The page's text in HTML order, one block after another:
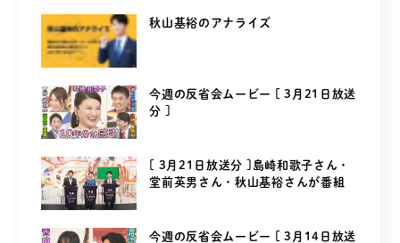
秋山基裕のアナライズ
今週の反省会ムービー [ 3月21日放送
分 ]
[ 3月21日放送分 ]島崎和歌子さん・
堂前英男さん・秋山基裕さんが番組
今週の反省会ムービー [ 3月14日放送